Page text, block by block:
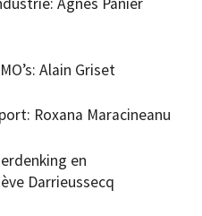
Alain Griset
Roxana Maracineanu
en
Darrieussecq